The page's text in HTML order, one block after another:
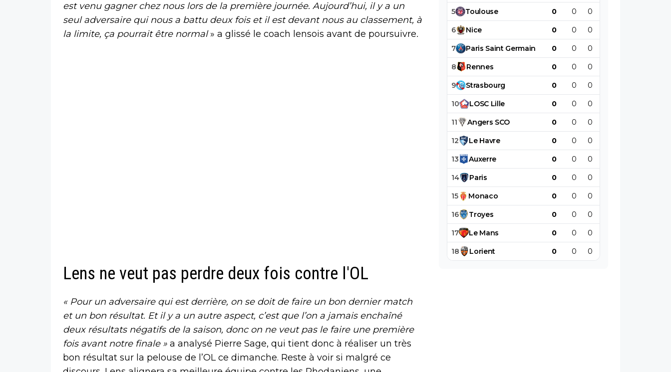
est venu gagner chez nous lors de la première journée. Aujourd’hui, il y a un
seul adversaire qui nous a battu deux fois et il est devant nous au classement, à
la limite, ça pourrait être normal» a glissé le coach lensois avant de poursuivre.
Lens ne veut pas perdre deux fois contre l'OL
« Pour un adversaire qui est derrière, on se doit de faire un bon dernier match
et un bon résultat. Et il y a un autre aspect, c’est que l’on a jamais enchaîné
deux résultats négatifs de la saison, donc on ne veut pas le faire une première
fois avant notre finale » a analysé Pierre Sage, qui tient donc à réaliser un très
bon résultat sur la pelouse de l’OL ce dimanche. Reste à voir si malgré ce
5 Toulouse 0 0 0
6 Nice 0 0 0
7 Paris Saint Germain 0 0 0
8 Rennes 0 0 0
9 Strasbourg 0 0 0
10 LOSC Lille 0 0 0
11 Angers SCO 0 0 0
12 Le Havre 0 0 0
13 Auxerre 0 0 0
14 Paris 0 0 0
15 Monaco 0 0 0
16 Troyes 0 0 0
17 Le Mans 0 0 0
18 Lorient 0 0 0